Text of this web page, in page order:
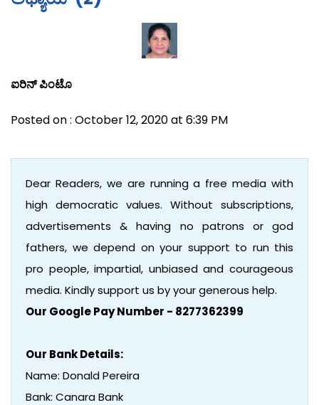
ಐರಿನ್ ಪಿಂಟೊ
Posted on : October 12, 2020 at 6:39 PM
Dear Readers, we are running a free media with
high democratic values. Without subscriptions,
advertisements & having no patrons or god
fathers, we depend on your support to run this
pro people, impartial, unbiased and courageous
media. Kindly support us by your generous help.
Our Google Pay Number - 8277362399
Our Bank Details:
Name: Donald Pereira
Bank: Canara Bank